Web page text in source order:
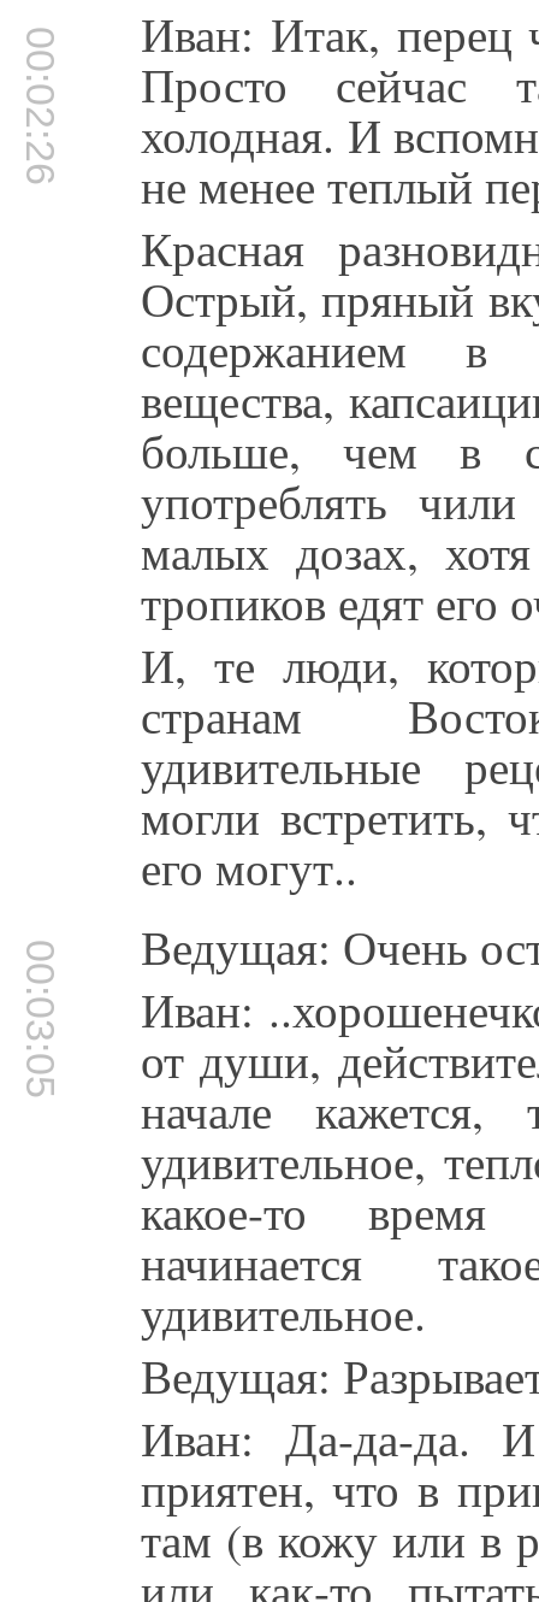
00:02:26 Иван: Итак, перец
Просто сейчас
холодная. И
не менее теплый
Красная
Острый, пряный
содержанием в
вещества,
больше, чем в
употреблять
малых дозах,
тропиков едят его
И, те люди,
странам
удивительные
могли встретить,
его могут..
00:03:05
Ведущая: Очень
Иван:
от души,
начале кажется,
удивительное,
какое-то время
начинается
удивительное.
Ведущая:
Иван: Да-да-да.
приятен, что в
там (в кожу или в
или как-то